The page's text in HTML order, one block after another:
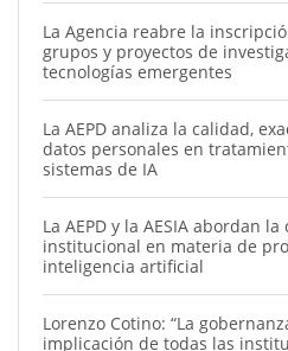
La Agencia reabre la
grupos y proyectos de
tecnologías emergentes
La AEPD analiza la calidad,
datos personales en
sistemas de IA
La AEPD y la AESIA abordan
institucional en materia de
inteligencia artificial
Lorenzo Cotino: “La
implicación de todas las